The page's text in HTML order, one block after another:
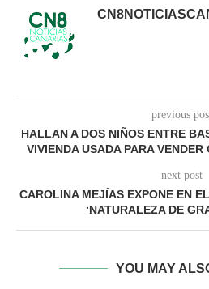
previous
HALLAN A DOS NIÑOS ENTRE
VIVIENDA USADA PARA
next post
CAROLINA MEJÍAS EXPONE EN
‘NATURALEZA DE
YOU MAY